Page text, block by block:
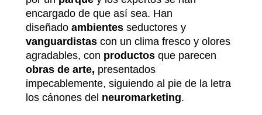
encargado de que así sea. Han
diseñado ambientes seductores y
vanguardistas con un clima fresco y olores
agradables, con productos que parecen
obras de arte, presentados
impecablemente, siguiendo al pie de la letra
los cánones del neuromarketing.